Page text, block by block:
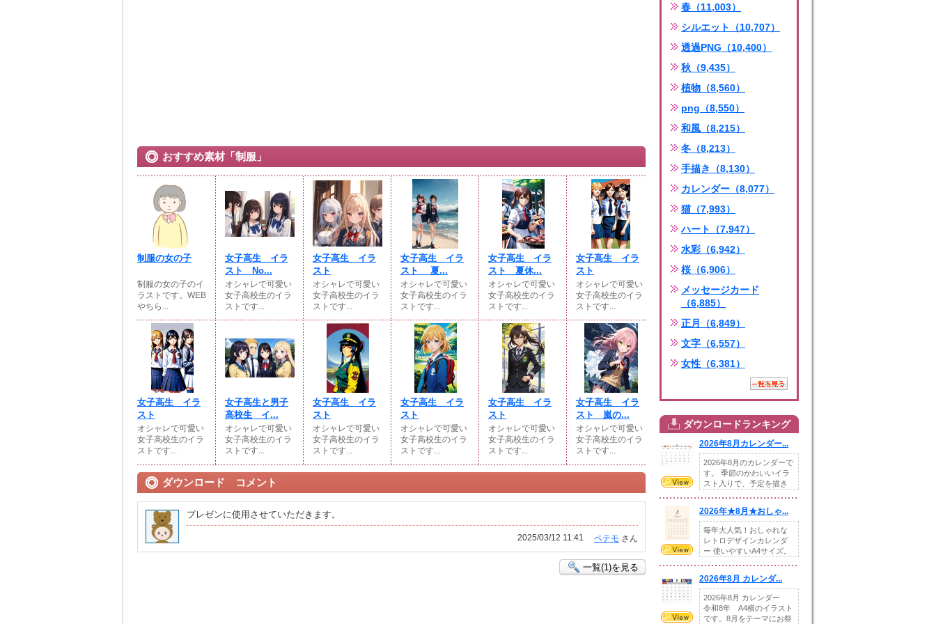
おすすめ素材「制服」
制服の女の子
制服の女の子のイ
ラストです。WEB
やちら...
女子高生 イラ
スト No...
オシャレで可愛い
女子高校生のイラ
ストです...
女子高生 イラ
スト
オシャレで可愛い
女子高校生のイラ
ストです...
女子高生 イラ
スト 夏...
オシャレで可愛い
女子高校生のイラ
ストです...
女子高生 イラ
スト 夏休...
オシャレで可愛い
女子高校生のイラ
ストです...
女子高生 イラ
スト
オシャレで可愛い
女子高校生のイラ
ストです...
女子高生 イラ
スト
オシャレで可愛い
女子高校生のイラ
ストです...
女子高生と男子
高校生 イ...
オシャレで可愛い
女子高校生のイラ
ストです...
女子高生 イラ
スト
オシャレで可愛い
女子高校生のイラ
ストです...
女子高生 イラ
スト
オシャレで可愛い
女子高校生のイラ
ストです...
女子高生 イラ
スト
オシャレで可愛い
女子高校生のイラ
ストです...
女子高生 イラ
スト 嵐の...
オシャレで可愛い
女子高校生のイラ
ストです...
ダウンロード コメント
プレゼンに使用させていただきます。
ペテモ さん
2025/03/12 11:41
一覧(1)を見る
春（11,003）
シルエット（10,707）
透過PNG（10,400）
秋（9,435）
植物（8,560）
png（8,550）
和風（8,215）
冬（8,213）
手描き（8,130）
カレンダー（8,077）
猫（7,993）
ハート（7,947）
水彩（6,942）
桜（6,906）
メッセージカード
（6,885）
正月（6,849）
文字（6,557）
女性（6,381）
ダウンロードランキング
2026年8月カレンダー...
2026年8月のカレンダーで
す。 季節のかわいいイラ
スト入りで、予定を描き
2026年★8月★おしゃ...
毎年大人気！おしゃれな
レトロデザインカレンダ
ー 使いやすいA4サイズ。
2026年8月 カレンダ...
2026年8月 カレンダー
令和8年 A4横のイラスト
です。8月をテーマにお祭